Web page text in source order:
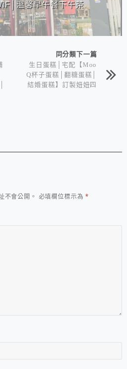
溫馨早午餐下午茶
同分類下一篇
生日蛋糕│宅配【Moo
Q杯子蛋糕│翻糖蛋糕│
結婚蛋糕】訂製妞妞四
不會公開。 必填欄位標示為*